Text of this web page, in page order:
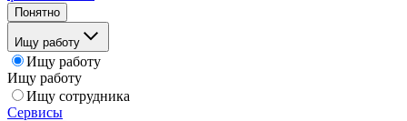
Понятно
Ищу работу
Ищу работу
Ищу работу
Ищу сотрудника
Сервисы